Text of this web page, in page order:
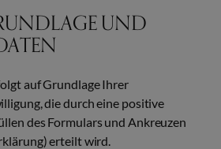
UND
auf Grundlage Ihrer
die durch eine positive
des Formulars und Ankreuzen
erteilt wird.